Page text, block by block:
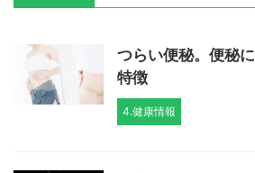
つらい便秘。便秘
特徴
4.健康情報